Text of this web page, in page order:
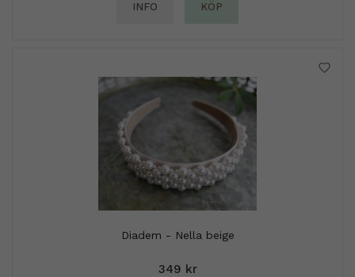
INFO KÖP
Diadem - Nella beige
349 kr